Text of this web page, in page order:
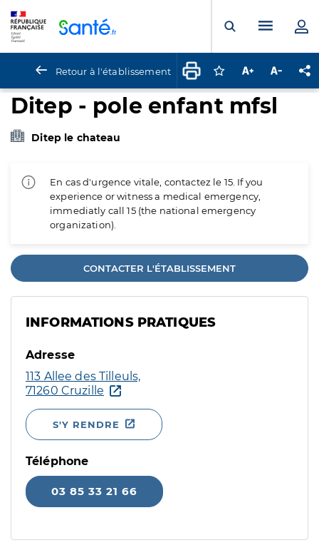
Ouvrir laMenu
Retour à l'établissement Connectez-vous
Augmenter la
Ditep - pole enfant mfsl
Ditep le chateau
En cas d'urgence vitale, contactez le 15. If you
experience or witness a medical emergency,
immediatly call 15 (the national emergency
organization).
CONTACTER L'ÉTABLISSEMENT
INFORMATIONS PRATIQUES
Adresse
113 Allee des Tilleuls,
71260 Cruzille
S'Y RENDRE
Téléphone
03 85 33 21 66